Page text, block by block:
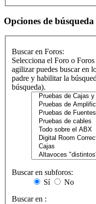
Opciones de búsqueda
Buscar en Foros:
Selecciona el Foro o Foros
agilizar puedes buscar en
padre y habilitar la
búsqueda).
Buscar en subforos:
Sí
No
Buscar en :